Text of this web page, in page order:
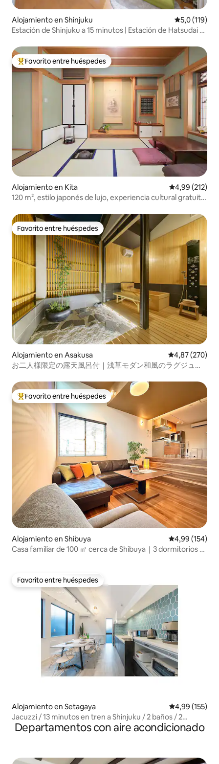
Alojamiento en Shinjuku Calificación
5,0 (119)
Estación de Shinjuku a 15 minutos | Estación de Hatsudai a
flor
Favorito entre los huéspedes más destacados
Favorito entre huéspedes
Alojamiento en Kita Calificación
4,99 (212)
120 m², estilo japonés de lujo, experiencia cultural gratuita,
Favorito entre huéspedes
Favorito entre huéspedes
Alojamiento en Asakusa Calificación
4,87 (270)
お二人様限定の露天風呂付｜浅草モダン和風のラグジュア
Favorito entre los huéspedes más destacados
Favorito entre huéspedes
Alojamiento en Shibuya Calificación
4,99 (154)
Casa familiar de 100 ㎡ cerca de Shibuya｜3 dormitorios +
Favorito entre huéspedes
Favorito entre huéspedes
Alojamiento en Setagaya Calificación
4,99 (155)
Jacuzzi / 13 minutos en tren a Shinjuku / 2 baños / 2
inodoros / estacionamiento gratuito / 6 minutos a pie de la
estación más cercana / 145 m²
Departamentos con aire acondicionado